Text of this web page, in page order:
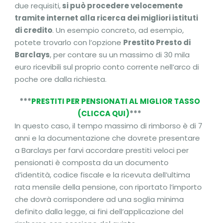
due requisiti,si può procedere velocemente
tramite internet alla ricerca dei migliori istituti
di credito. Un esempio concreto, ad esempio,
potete trovarlo con l’opzione Prestito Presto di
Barclays, per contare su un massimo di 30 mila
euro ricevibili sul proprio conto corrente nell’arco di
poche ore dalla richiesta.
***PRESTITI PER PENSIONATI AL MIGLIOR TASSO
(CLICCA QUI)***
In questo caso, il tempo massimo di rimborso è di 7
anni e la documentazione che dovrete presentare
a Barclays per farvi accordare prestiti veloci per
pensionati è composta da un documento
d’identità, codice fiscale e la ricevuta dell’ultima
rata mensile della pensione, con riportato l’importo
che dovrà corrispondere ad una soglia minima
definito dalla legge, ai fini dell’applicazione del